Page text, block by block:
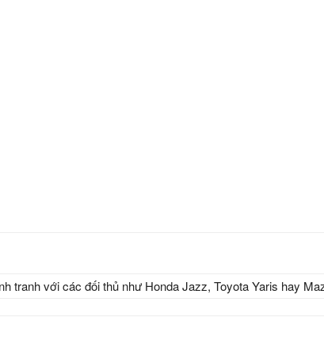
tranh với các đối thủ như Honda Jazz, Toyota Yaris hay